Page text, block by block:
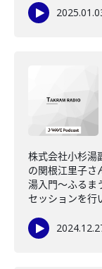
株式会社小杉湯
の関根江里子さ
湯入門〜ふるま
セッションを